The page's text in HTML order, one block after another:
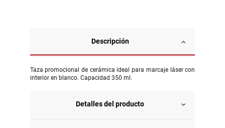
Descripción
Taza promocional de cerámica ideal para marcaje láser con
interior en blanco. Capacidad 350 ml.
Detalles del producto